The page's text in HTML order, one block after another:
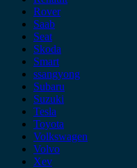
Rover
Saab
Seat
Skoda
Smart
ssangyong
Subaru
Suzuki
Tesla
Toyota
Volkswagen
Volvo
Xev